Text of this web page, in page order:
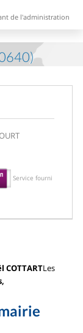
de l'administration
Service fourni
COTTARTLes